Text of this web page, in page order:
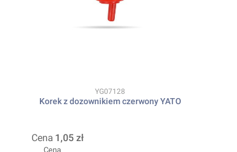
Kod produktu
YG07128
Korek z dozownikiem czerwony YATO
Cena 1,05 zł
Cena